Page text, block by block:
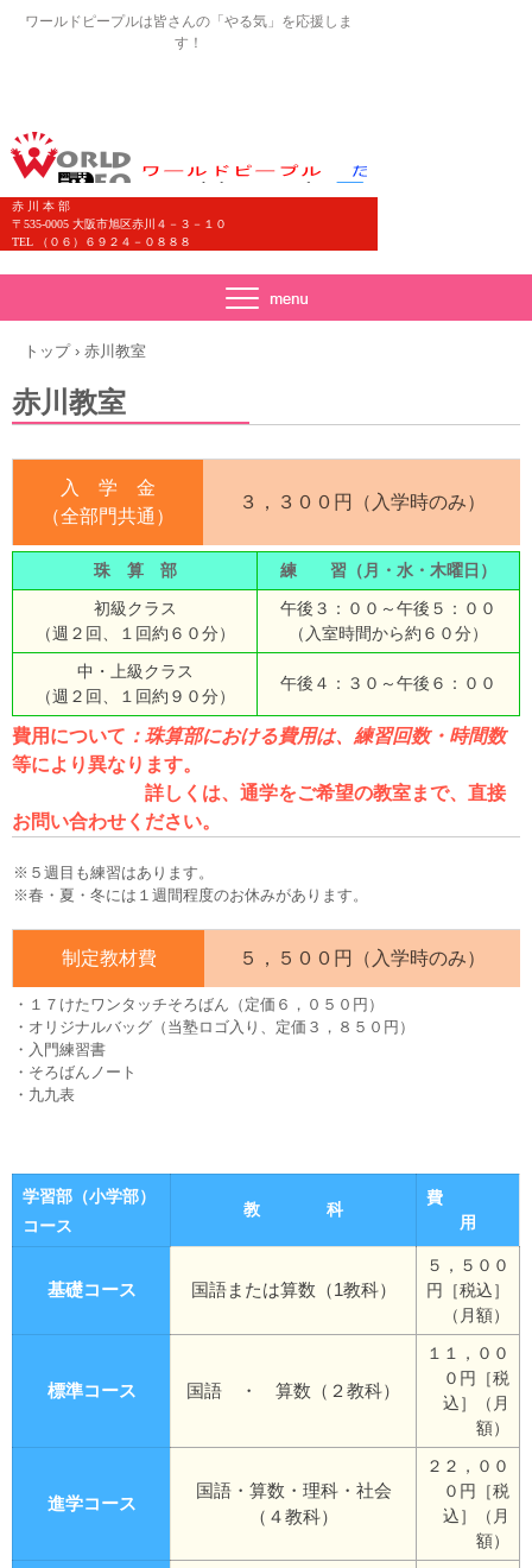
ワールドピープルは皆さんの「やる気」を応援しま
す！
赤 川 本 部
〒535-0005 大阪市旭区赤川４－３－１０
TEL （０６）６９２４－０８８８
トップ › 赤川教室
赤川教室
入 学 金
（全部門共通）
３，３００円（入学時のみ）
珠 算 部
練 習（月・水・木曜日）
初級クラス
（週２回、１回約６０分）
午後３：００～午後５：００
（入室時間から約６０分）
中・上級クラス
（週２回、１回約９０分）
午後４：３０～午後６：００
費用について ：珠算部における費用は、練習回数・時間数
等により異なります。
詳しくは、通学をご希望の教室まで、直接
お問い合わせください。
※５週目も練習はあります。
※春・夏・冬には１週間程度のお休みがあります。
制定教材費 ５，５００円（入学時のみ）
・１７けたワンタッチそろばん（定価６，０５０円）
・オリジナルバッグ（当塾ロゴ入り、定価３，８５０円）
・入門練習書
・そろばんノート
・九九表
学習部（小学部）
コース
教 科
費
用
基礎コース 国語または算数（1教科）
５，５００
円［税込］
（月額）
標準コース 国語 ・ 算数（２教科）
１１，００
０円［税
込］（月
額）
進学コース
国語・算数・理科・社会
（４教科）
２２，００
０円［税
込］（月
額）